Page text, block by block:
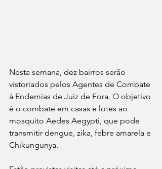
Nesta semana, dez bairros serão
vistoriados pelos Agentes de Combate
à Endemias de Juiz de Fora. O objetivo
é o combate em casas e lotes ao
mosquito Aedes Aegypti, que pode
transmitir dengue, zika, febre amarela e
Chikungunya.